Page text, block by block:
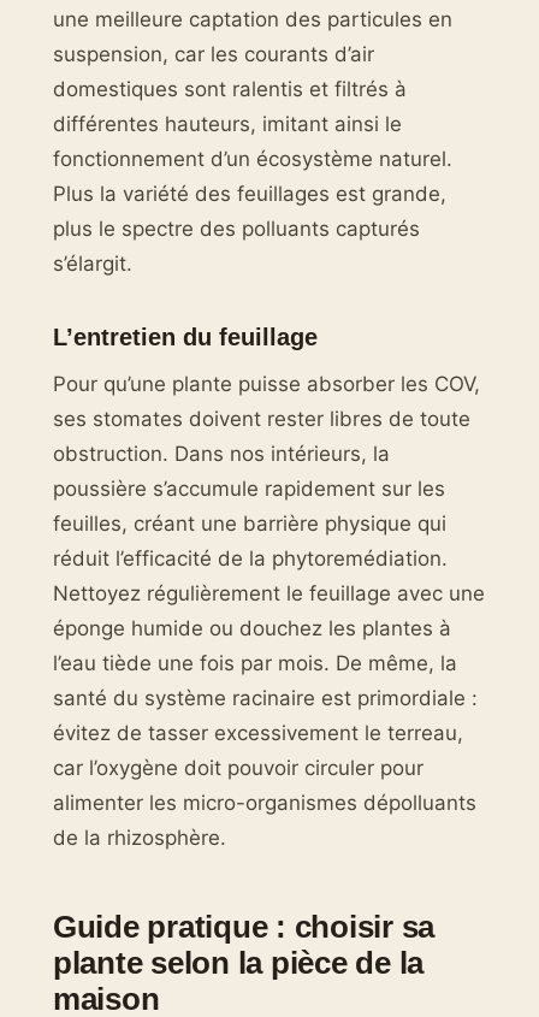
une meilleure captation des particules en
suspension, car les courants d’air
domestiques sont ralentis et filtrés à
différentes hauteurs, imitant ainsi le
fonctionnement d’un écosystème naturel.
Plus la variété des feuillages est grande,
plus le spectre des polluants capturés
s’élargit.
L’entretien du feuillage
Pour qu’une plante puisse absorber les COV,
ses stomates doivent rester libres de toute
obstruction. Dans nos intérieurs, la
poussière s’accumule rapidement sur les
feuilles, créant une barrière physique qui
réduit l’efficacité de la phytoremédiation.
Nettoyez régulièrement le feuillage avec une
éponge humide ou douchez les plantes à
l’eau tiède une fois par mois. De même, la
santé du système racinaire est primordiale :
évitez de tasser excessivement le terreau,
car l’oxygène doit pouvoir circuler pour
alimenter les micro-organismes dépolluants
de la rhizosphère.
Guide pratique : choisir sa
plante selon la pièce de la
maison